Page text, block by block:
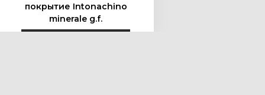
покрытие Intonachino
minerale g.f.